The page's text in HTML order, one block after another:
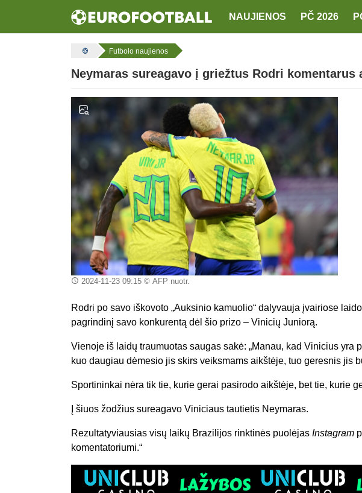
NAUJIENOS PČ 2026
Futbolo naujienos
Neymaras sureagavo į griežtus Rodri komentarus
2024-11-23 09:15© AFP nuotr.
Rodri po savo iškovoto „Auksinio kamuolio“ dalyvauja įvairiose
pagrindinį savo konkurentą dėl šio prizo – Vinicių Juniorą.
Vienoje iš laidų traumuotas saugas sakė: „Manau, kad Vinicius yra
kuo daugiau dėmesio jis skirs veiksmams aikštėje, tuo geresnis jis
Sportininkai nėra tik tie, kurie gerai pasirodo aikštėje, bet tie, kurie
Į šiuos žodžius sureagavo Viniciaus tautietis Neymaras.
Rezultatyviausias visų laikų Brazilijos rinktinės puolėjas Instagram
komentatoriumi.“